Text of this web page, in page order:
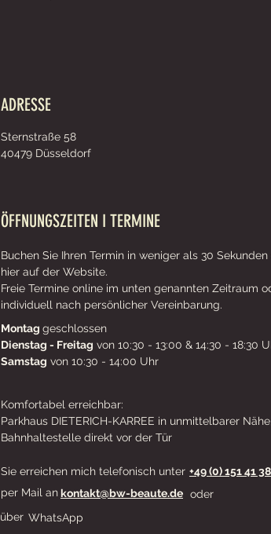
ADRESSE
Sternstraße 58
40479 Düsseldorf
ÖFFNUNGSZEITEN I TERMINE
Buchen Sie Ihren Termin in weniger als 30
hier auf der Website.
Freie Termine online im unten genannten Zeitraum
individuell nach persönlicher Vereinbarung.
Montag geschlossen
Dienstag - Freitag von 10:30 - 13:00 & 14:30 - 18:30
Samstag von 10:30 - 14:00 Uhr
Komfortabel erreichbar:
Parkhaus DIETERICH-KARREE in unmittelbarer Nähe,
Bahnhaltestelle direkt vor der Tür
Sie erreichen mich telefonisch unter +49 (0) 151 41
per Mail ankontakt@bw-beaute.de oder
über WhatsApp